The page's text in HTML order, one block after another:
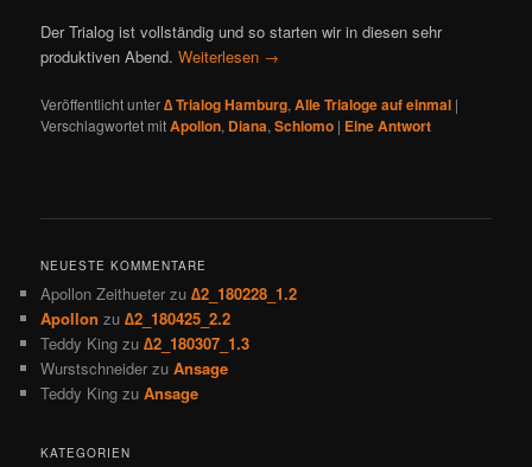
Der Trialog ist vollständig und so starten wir in diesen sehr
produktiven Abend.Weiterlesen →
Veröffentlicht unter∆ Trialog Hamburg,Alle Trialoge auf einmal |
Verschlagwortet mitApollon, Diana,Schlomo | EineAntwort
NEUESTE KOMMENTARE
Apollon Zeithueter zu∆2_180228_1.2
Apollon zu∆2_180425_2.2
Teddy King zu∆2_180307_1.3
Wurstschneider zuAnsage
Teddy King zuAnsage
KATEGORIEN